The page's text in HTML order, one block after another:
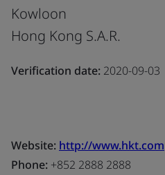
Kowloon
Hong Kong S.A.R.
Verification date: 2020-09-03
Website: http://www.hkt.com
Phone: +852 2888 2888